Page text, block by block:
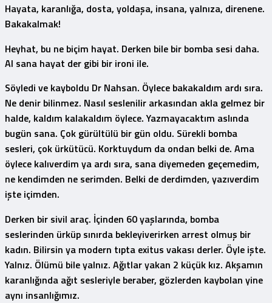
Hayata, karanlığa, dosta, yoldaşa, insana, yalnıza, direnene.
Bakakalmak!
Heyhat, bu ne biçim hayat. Derken bile bir bomba sesi daha.
Al sana hayat der gibi bir ironi ile.
Söyledi ve kayboldu Dr Nahsan. Öylece bakakaldım ardı sıra.
Ne denir bilinmez. Nasıl seslenilir arkasından akla gelmez bir
halde, kaldım kalakaldım öylece. Yazmayacaktım aslında
bugün sana. Çok gürültülü bir gün oldu. Sürekli bomba
sesleri, çok ürkütücü. Korktuydum da ondan belki de. Ama
öylece kalıverdim ya ardı sıra, sana diyemeden geçemedim,
ne kendimden ne serimden. Belki de derdimden, yazıverdim
işte içimden.
Derken bir sivil araç. İçinden 60 yaşlarında, bomba
seslerinden ürküp sınırda bekleyiverirken arrest olmuş bir
kadın. Bilirsin ya modern tıpta exitus vakası derler. Öyle işte.
Yalnız. Ölümü bile yalnız. Ağıtlar yakan 2 küçük kız. Akşamın
karanlığında ağıt sesleriyle beraber, gözlerden kaybolan yine
aynı insanlığımız.